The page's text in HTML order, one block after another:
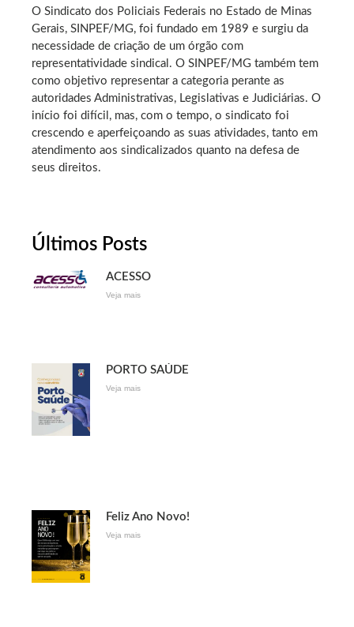
O Sindicato dos Policiais Federais no Estado de Minas
Gerais, SINPEF/MG, foi fundado em 1989 e surgiu da
necessidade de criação de um órgão com
representatividade sindical. O SINPEF/MG também tem
como objetivo representar a categoria perante as
autoridades Administrativas, Legislativas e Judiciárias. O
início foi difícil, mas, com o tempo, o sindicato foi
crescendo e aperfeiçoando as suas atividades, tanto em
atendimento aos sindicalizados quanto na defesa de
seus direitos.
Últimos Posts
ACESSO
Veja mais
PORTO SAÚDE
Veja mais
Feliz Ano Novo!
Veja mais